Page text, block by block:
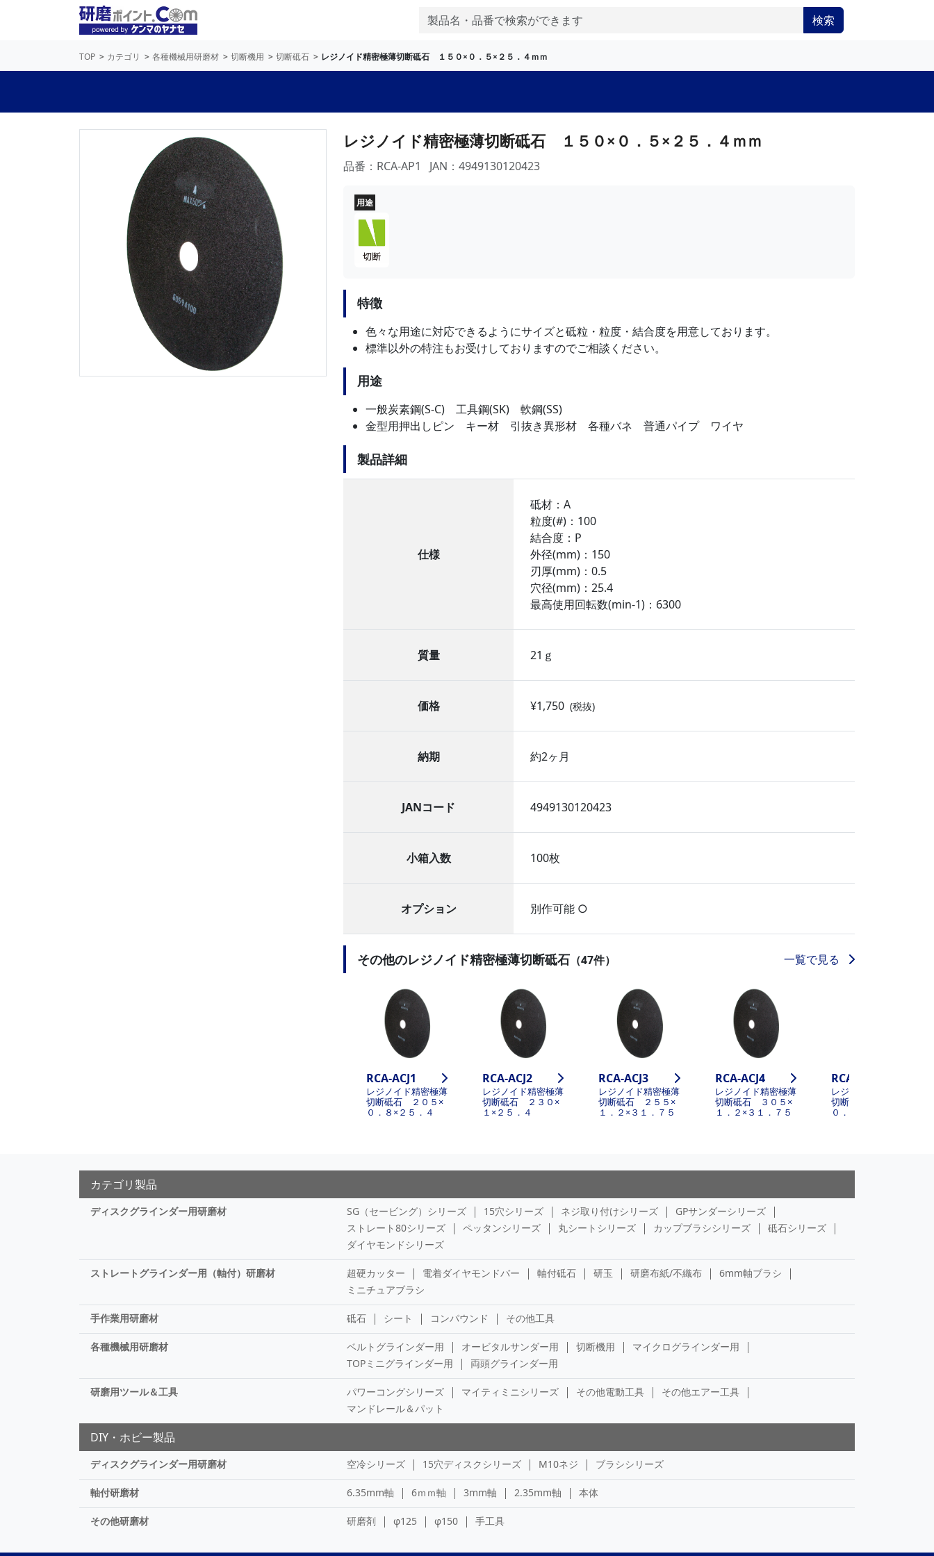
検索
TOP カテゴリ 各種機械用研磨材 切断機用 切断砥石 レジノイド精密極薄切断砥石 １５０×０．５×２５．４ｍｍ
レジノイド精密極薄切断砥石 １５０×０．５×２５．４ｍｍ
品番：RCA-AP1 JAN：4949130120423
用途
特徴
色々な用途に対応できるようにサイズと砥粒・粒度・結合度を用意しております。
標準以外の特注もお受けしておりますのでご相談ください。
用途
一般炭素鋼(S-C) 工具鋼(SK) 軟鋼(SS)
金型用押出しピン キー材 引抜き異形材 各種バネ 普通パイプ ワイヤ
製品詳細
仕様
砥材：A
粒度(#)：100
結合度：P
外径(mm)：150
刃厚(mm)：0.5
穴径(mm)：25.4
最高使用回転数(min-1)：6300
質量 21ｇ
価格 ¥1,750 (税抜)
納期 約2ヶ月
JANコード 4949130120423
小箱入数 100枚
オプション 別作可能 ○
その他のレジノイド精密極薄切断砥石 （47件） 一覧で見る
RCA-ACJ1
レジノイド精密極薄
切断砥石 ２０５×
０．８×２５．４
RCA-ACJ2
レジノイド精密極薄
切断砥石 ２３０×
１×２５．４
RCA-ACJ3
レジノイド精密極薄
切断砥石 ２５５×
１．２×３１．７５
RCA-ACJ4
レジノイド精密極薄
切断砥石 ３０５×
１．２×３１．７５
RCA-AL1
レジノイド精密極薄
切断砥石 １６０×
０．７×２５．４
カテゴリ製品
ディスクグラインダー用研磨材 SG（セービング）シリーズ 15穴シリーズ ネジ取り付けシリーズ
GPサンダーシリーズ
ストレート80シリーズ
ペッタンシリーズ 丸シートシリーズ カップブラシシリーズ
砥石シリーズ
ダイヤモンドシリーズ
ストレートグラインダー用（軸付）研磨材 超硬カッター 電着ダイヤモンドバー 軸付砥石 研玉 研磨布紙/不織布
6mm軸ブラシ
ミニチュアブラシ
手作業用研磨材 砥石 シート コンパウンド その他工具
各種機械用研磨材 ベルトグラインダー用 オービタルサンダー用 切断機用
マイクログラインダー用
TOPミニグラインダー用
両頭グラインダー用
研磨用ツール＆工具 パワーコングシリーズ マイティミニシリーズ その他電動工具
その他エアー工具
マンドレール＆パット
DIY・ホビー製品
ディスクグラインダー用研磨材 空冷シリーズ 15穴ディスクシリーズ M10ネジ ブラシシリーズ
軸付研磨材 6.35mm軸 6ｍｍ軸 3mm軸 2.35mm軸 本体
その他研磨材 研磨剤 φ125 φ150 手工具